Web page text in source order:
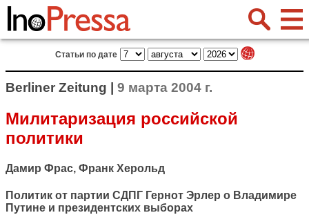
Статьи по дате
Berliner Zeitung | 9 марта 2004 г.
Милитаризация российской
политики
Дамир Фрас, Франк Херольд
Политик от партии СДПГ Гернот Эрлер о Владимире
Путине и президентских выборах